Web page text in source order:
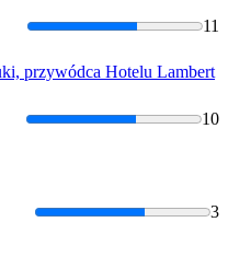
11
przywódca Hotelu Lambert
10
3